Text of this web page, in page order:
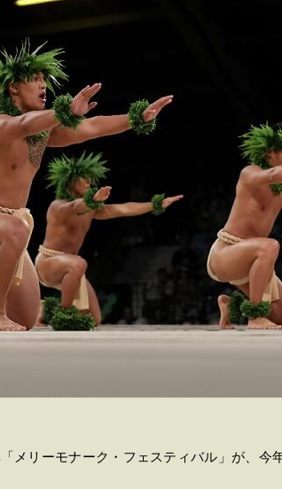
メリーモナーク・フェスティバル」が、今